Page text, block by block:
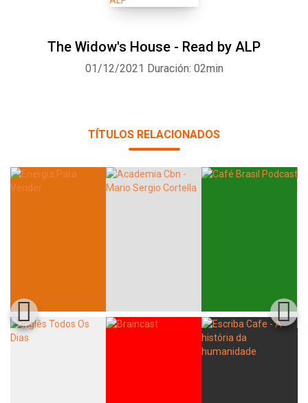
The Widow's House - Read by ALP
01/12/2021 Duración: 02min
TÍTULOS RELACIONADOS